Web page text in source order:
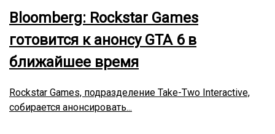
Bloomberg: Rockstar Games
готовится к анонсу GTA 6 в
ближайшее время
Rockstar Games, подразделение Take-Two Interactive,
собирается анонсировать...